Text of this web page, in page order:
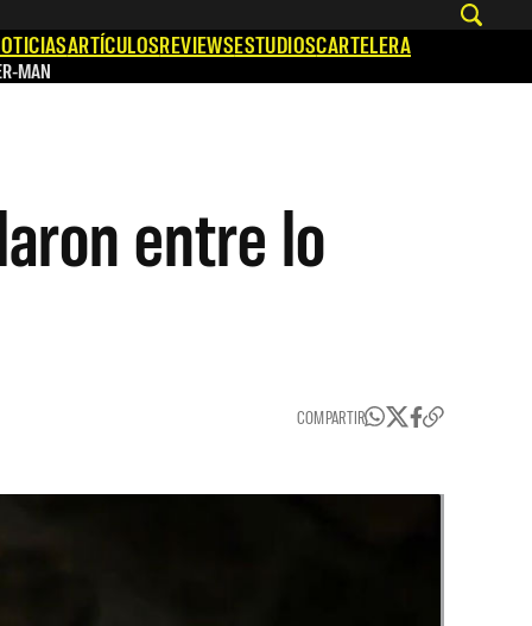
ARTÍCULOSREVIEWSESTUDIOSCARTELERA
MAN
entre lo
COMPARTIR